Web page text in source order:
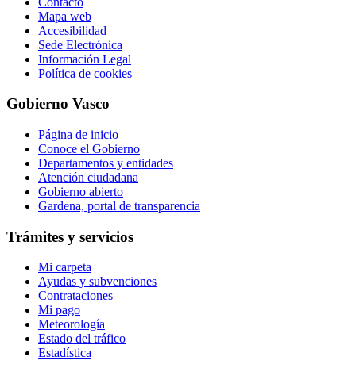
Mapa web
Accesibilidad
Sede Electrónica
Información Legal
Política de cookies
Gobierno Vasco
Página de inicio
Conoce el Gobierno
Departamentos y entidades
Atención ciudadana
Gobierno abierto
Gardena, portal de transparencia
Trámites y servicios
Mi carpeta
Ayudas y subvenciones
Contrataciones
Mi pago
Meteorología
Estado del tráfico
Estadística